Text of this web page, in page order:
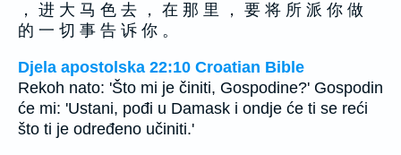
， 进 大 马 色 去 ， 在 那 里 ， 要 将 所 派 你 做
的 一 切 事 告 诉 你 。
Djela apostolska 22:10 Croatian Bible
Rekoh nato: 'Što mi je činiti, Gospodine?' Gospodin
će mi: 'Ustani, pođi u Damask i ondje će ti se reći
što ti je određeno učiniti.'